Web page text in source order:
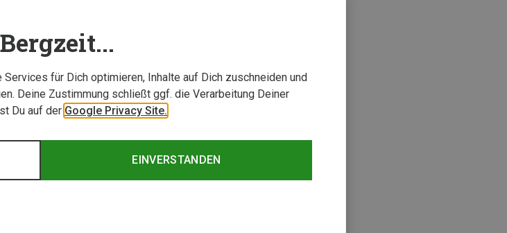
für Dich optimieren, Inhalte auf Dich zuschneiden und
Deine Zustimmung schließt ggf. die Verarbeitung Deiner
Du auf der Google Privacy Site.
EINVERSTANDEN